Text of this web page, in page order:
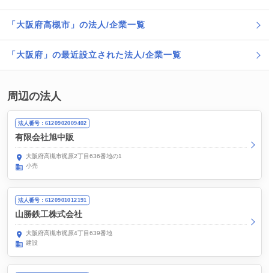
「大阪府高槻市」の法人/企業一覧
「大阪府」の最近設立された法人/企業一覧
周辺の法人
法人番号：6120902009402
有限会社旭中販
大阪府高槻市梶原2丁目636番地の1
小売
法人番号：6120901012191
山勝鉄工株式会社
大阪府高槻市梶原4丁目639番地
建設